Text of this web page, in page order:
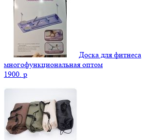
Доска для фитнеса
многофункциональная оптом
1900. p